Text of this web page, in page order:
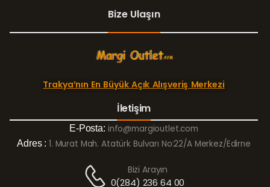
Bize Ulaşın
Trakya’nın En Büyük Açık Alışveriş Merkezi
İletişim
E-Posta: info@margioutlet.com
Adres : 1. Murat Mah. Atatürk Bulvarı No:22/A Merkez/Edirne
Bizi Arayın
0(284) 236 64 00